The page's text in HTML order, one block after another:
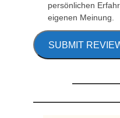
persönlichen
eigenen Meinung.
SUBMIT